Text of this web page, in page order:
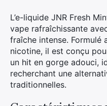
L’e-liquide JNR Fresh
vape rafraîchissante
fraîche intense. Formulé
nicotine, il est conçu
un hit en gorge adouci,
recherchant une
traditionnelles.